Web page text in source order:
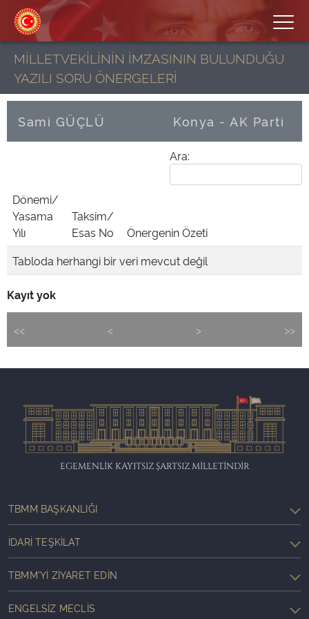
MİLLETVEKİLİNİN İMZASININ BULUNDUĞU
YAZILI SORU ÖNERGELERİ
Sami GÜÇLÜ Konya - AK Parti
Ara:
Dönemi/
Yasama
Yılı
Taksim/
Esas No
Önergenin Özeti
Tabloda herhangi bir veri mevcut değil
Kayıt yok
<< < > >>
EGEMENLİK KAYITSIZ ŞARTSIZ MİLLETİNDİR
TBMM BAŞKANLIĞI
İDARI TEŞKILAT
TBMM'YI ZIYARET EDIN
ENGELSIZ MECLIS